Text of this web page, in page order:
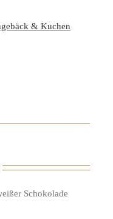
& Kuchen
Schokolade